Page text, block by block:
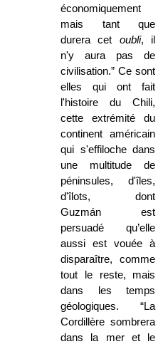
économiquement
mais tant que
durera cet oubli, il
n'y aura pas de
civilisation.” Ce sont
elles qui ont fait
l'histoire du Chili,
cette extrémité du
continent américain
qui s'effiloche dans
une multitude de
péninsules, d'îles,
d'îlots, dont
Guzmán est
persuadé qu’elle
aussi est vouée à
disparaître, comme
tout le reste, mais
dans les temps
géologiques. “La
Cordillère sombrera
dans la mer et le